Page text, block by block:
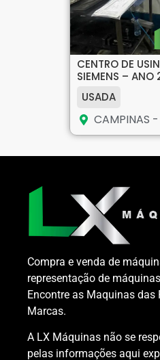
CENTRO DE
SIEMENS – ANO
USADA
CAMPINAS
Compra e venda de
representação de
Encontre as Maquinas das
Marcas.
A LX Máquinas não se
pelas informações aqui